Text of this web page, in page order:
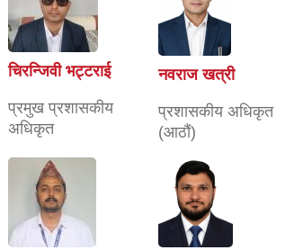
चिरन्जिवी भट्टराई
प्रमुख प्रशासकीय
अधिकृत
नवराज खत्री
प्रशासकीय अधिकृत
(आठौं)